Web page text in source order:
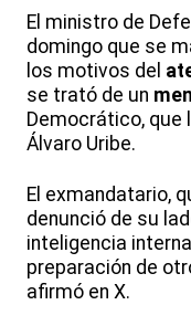
El ministro de
domingo que se
los motivos del
se trató de un
Democrático, que
Álvaro Uribe.
El exmandatario,
denunció de su
inteligencia
preparación de
afirmó en X.